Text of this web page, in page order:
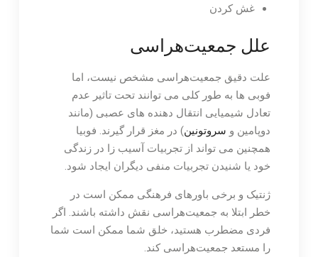
غش کردن
علل جمعیت‌هراسی
علت دقیق جمعیت‌هراسی مشخص نیست، اما
فوبی ها به طور کلی می توانند تحت تاثیر عدم
تعادل شیمیایی انتقال دهنده های عصبی (مانند
دوپامین و سروتونین) در مغز قرار گیرند. فوبیا
همچنین می تواند از تجربیات آسیب زا در زندگی
خود یا شنیدن تجربیات منفی دیگران ایجاد شود.
ژنتیک و برخی باورهای فرهنگی ممکن است در
خطر ابتلا به جمعیت‌هراسی نقش داشته باشند. اگر
فردی مضطرب هستید، خلق شما ممکن است شما
را مستعد جمعیت‌هراسی کند.